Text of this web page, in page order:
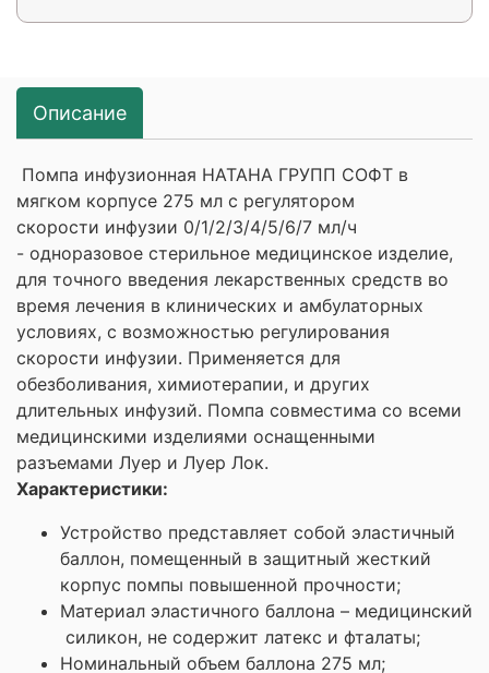
Описание
Помпа инфузионная НАТАНА ГРУПП СОФТ в
мягком корпусе 275 мл с регулятором
скорости инфузии 0/1/2/3/4/5/6/7 мл/ч
- одноразовое стерильное медицинское изделие,
для точного введения лекарственных средств во
время лечения в клинических и амбулаторных
условиях, с возможностью регулирования
скорости инфузии. Применяется для
обезболивания, химиотерапии, и других
длительных инфузий. Помпа совместима со всеми
медицинскими изделиями оснащенными
разъемами Луер и Луер Лок.
Характеристики:
Устройство представляет собой эластичный
баллон, помещенный в защитный жесткий
корпус помпы повышенной прочности;
Материал эластичного баллона – медицинский
силикон, не содержит латекс и фталаты;
Номинальный объем баллона 275 мл;